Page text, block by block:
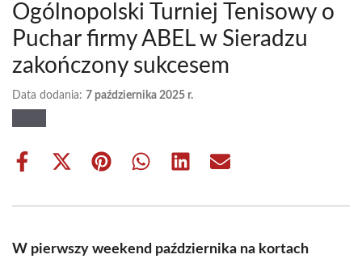
Ogólnopolski Turniej Tenisowy o
Puchar firmy ABEL w Sieradzu
zakończony sukcesem
Data dodania: 7 października 2025 r.
Share
Share
(Twitter)
Share Share Share Share
W pierwszy weekend października na kortach